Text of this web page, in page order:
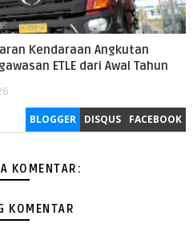
Kendaraan Angkutan
ETLE dari Awal Tahun
BLOGGER DISQUS FACEBOOK
KOMENTAR:
KOMENTAR